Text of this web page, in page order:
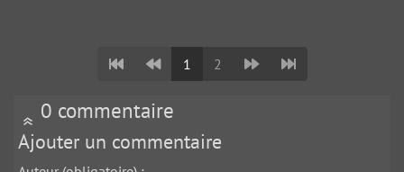
1 2
0 commentaire
Ajouter un commentaire